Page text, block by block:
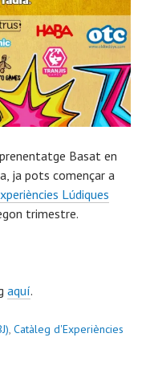
Basat en
ja pots començar a
Lúdiques
trimestre.
aquí.
, Catàleg d'Experiències